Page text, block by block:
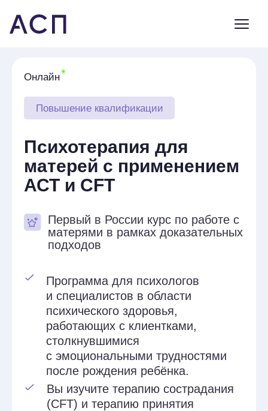
Психотерапия для
АСТ и CFT
Программа для психологов
и специалистов в области
психического здоровья,
с эмоциональными трудностями
после рождения ребёнка.
Вы изучите терапию сострадания
(CFT) и терапию принятия
и ответственности (ACT)
и научитесь применять их для
поддержки мам, переживающих
стыд, вину, самокритику
и эмоциональное выгорание.
Первый в России курс по работе с
матерями в рамках доказательных